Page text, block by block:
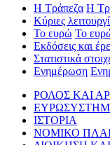
Η Τράπεζα Η
Κύριες
Το ευρώ Το
Εκδόσεις και
Στατιστικά
Ενημέρωση
ΡΟΛΟΣ ΚΑΙ
ΙΣΤΟΡΙΑ
ΝΟΜΙΚΟ